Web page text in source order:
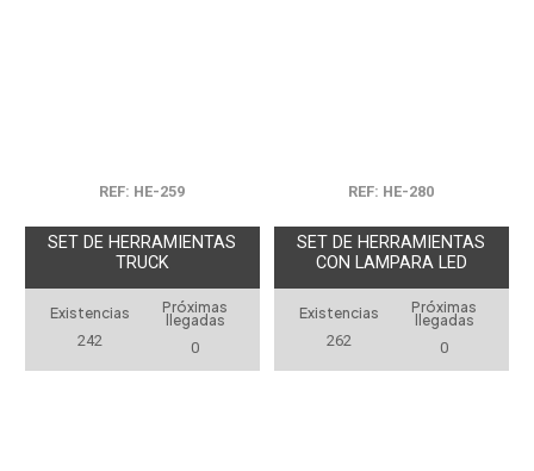
REF: HE-259
SET DE HERRAMIENTAS
TRUCK
Existencias
242
Próximas
llegadas
0
REF: HE-280
SET DE HERRAMIENTAS
CON LAMPARA LED
Existencias
262
Próximas
llegadas
0